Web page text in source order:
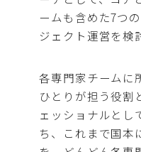
ームも含めた7つ
ジェクト運営を検
各専門家チームに
ひとりが担う役割
ェッショナルとし
ち、これまで国本